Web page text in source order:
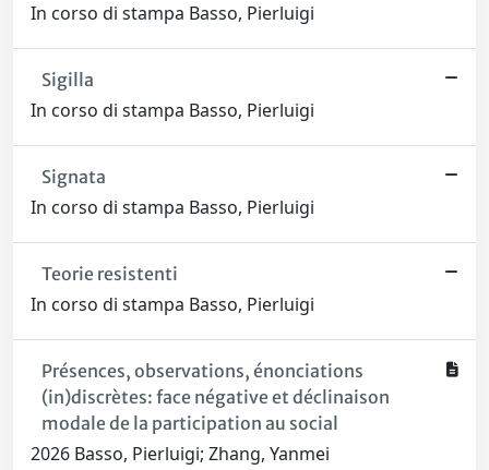
In corso di stampa Basso, Pierluigi
Sigilla
In corso di stampa Basso, Pierluigi
Signata
In corso di stampa Basso, Pierluigi
Teorie resistenti
In corso di stampa Basso, Pierluigi
Présences, observations, énonciations
(in)discrètes: face négative et déclinaison
modale de la participation au social
2026 Basso, Pierluigi; Zhang, Yanmei